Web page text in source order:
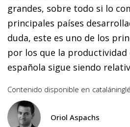
grandes, sobre todo si lo
principales países
duda, este es uno de los
por los que la productividad
española sigue siendo
Contenido disponible en catalán
Oriol Aspachs